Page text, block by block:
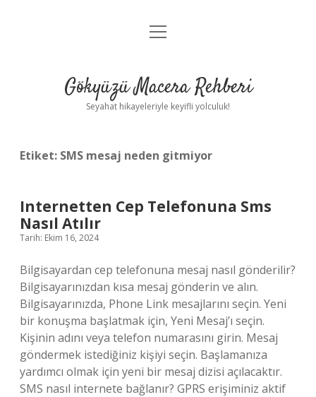
Anasayfa
Yasal Uyarı
menüyü
Gökyüzü Macera Rehberi
Seyahat hikayeleriyle keyifli yolculuk!
Etiket: SMS mesaj neden gitmiyor
Internetten Cep Telefonuna Sms
Nasıl Atılır
Tarih: Ekim 16, 2024
Bilgisayardan cep telefonuna mesaj nasıl gönderilir?
Bilgisayarınızdan kısa mesaj gönderin ve alın.
Bilgisayarınızda, Phone Link mesajlarını seçin. Yeni
bir konuşma başlatmak için, Yeni Mesaj’ı seçin.
Kişinin adını veya telefon numarasını girin. Mesaj
göndermek istediğiniz kişiyi seçin. Başlamanıza
yardımcı olmak için yeni bir mesaj dizisi açılacaktır.
SMS nasıl internete bağlanır? GPRS erişiminiz aktif